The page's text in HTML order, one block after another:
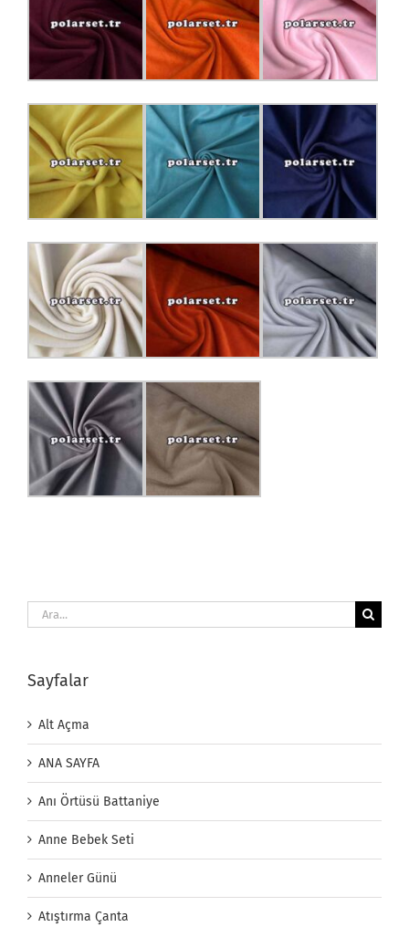
Ara:
Sayfalar
Alt Açma
ANA SAYFA
Anı Örtüsü Battaniye
Anne Bebek Seti
Anneler Günü
Atıştırma Çanta